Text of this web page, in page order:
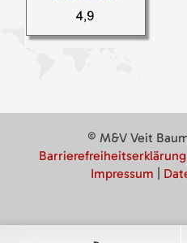
© M&V Veit
Barrierefreiheitserklärung
Impressum